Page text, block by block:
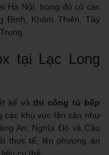
Hà Nội, trong đó có các
Đình, Khâm Thiên, Tây
tại Lạc Long
kế vàthi công tủ bếp
các khu vực lân cận như
An, Nghĩa Đô và Cầu
thực tế, lên phương án